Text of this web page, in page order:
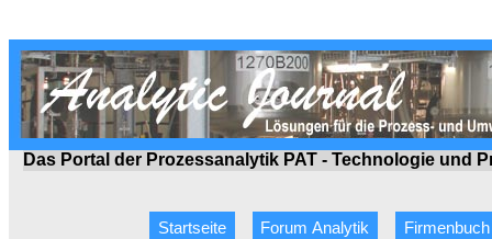
Das Portal der Prozessanalytik PAT - Technologie und
Startseite Forum Analytik Firmenbuch